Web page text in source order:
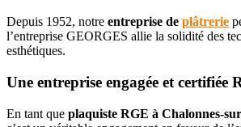
Depuis 1952, notre entreprise de plâtrerie
l’entreprise GEORGES allie la solidité des
esthétiques.
Une entreprise engagée et certifiée
En tant que plaquiste RGE à Chalonnes-